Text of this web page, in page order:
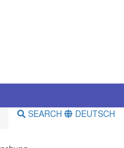
SEARCH DEUTSCH